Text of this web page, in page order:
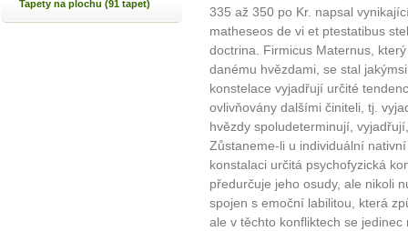
Tapety na plochu (91 tapet)
335 až 350 po Kr. napsal
matheseos de vi et ptestatibus
doctrina. Firmicus Maternus,
danému hvězdami, se stal
konstelace vyjadřují určité
ovlivňovány dalšími činiteli, tj.
hvězdy spoludeterminují,
Zůstaneme-li u individuální
konstalaci určitá psychofyzická
předurčuje jeho osudy, ale nikoli
spojen s emoční labilitou, která
ale v těchto konfliktech se